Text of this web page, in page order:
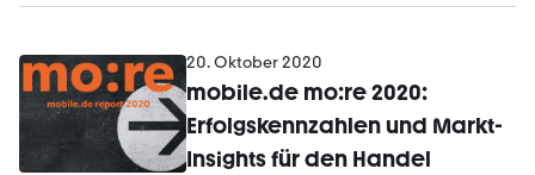
20. Oktober 2020
mobile.de mo:re 2020:
Erfolgskennzahlen und Markt-
Insights für den Handel